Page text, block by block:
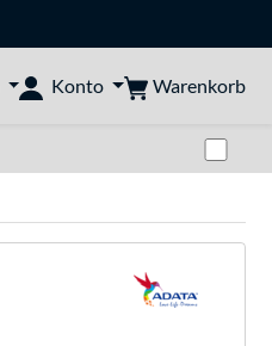
Konto Warenkorb